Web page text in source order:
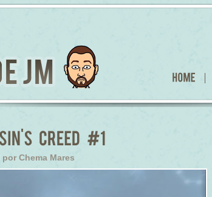
por Chema Mares